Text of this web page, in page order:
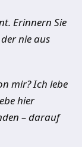
Erinnern Sie
nie aus
mir? Ich lebe
hier
– darauf